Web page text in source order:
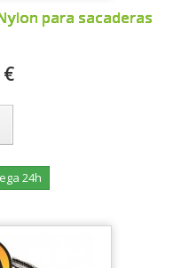
para sacaderas
24h